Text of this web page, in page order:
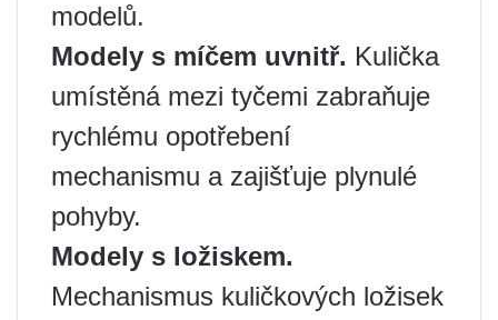
modelů.
Modely s míčem uvnitř. Kulička
umístěná mezi tyčemi zabraňuje
rychlému opotřebení
mechanismu a zajišťuje plynulé
pohyby.
Modely s ložiskem.
Mechanismus kuličkových ložisek